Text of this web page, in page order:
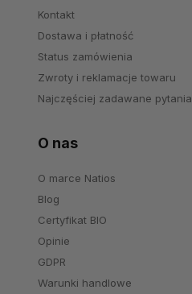
Kontakt
Dostawa i płatność
Status zamówienia
Zwroty i reklamacje towaru
Najczęściej zadawane pytania
O nas
O marce Natios
Blog
Certyfikat BIO
Opinie
GDPR
Warunki handlowe